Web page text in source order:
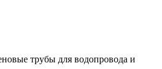
трубы для водопровода и